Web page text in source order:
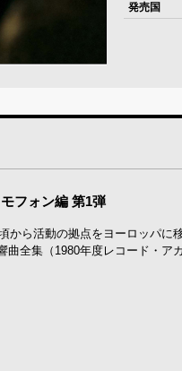
発売国
フォン編 第1弾
から活動の拠点をヨーロッパに
曲全集（1980年度レコード・